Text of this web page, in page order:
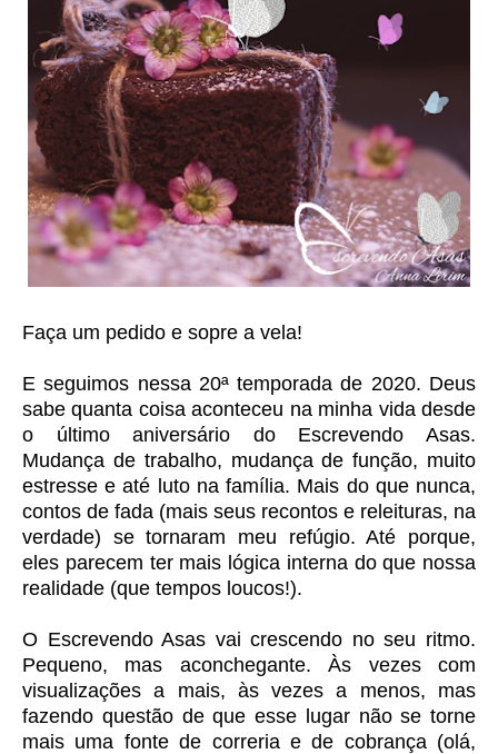
Faça um pedido e sopre a vela!
E seguimos nessa 20ª temporada de 2020. Deus
sabe quanta coisa aconteceu na minha vida desde
o último aniversário do Escrevendo Asas.
Mudança de trabalho, mudança de função, muito
estresse e até luto na família. Mais do que nunca,
contos de fada (mais seus recontos e releituras, na
verdade) se tornaram meu refúgio. Até porque,
eles parecem ter mais lógica interna do que nossa
realidade (que tempos loucos!).
O Escrevendo Asas vai crescendo no seu ritmo.
Pequeno, mas aconchegante. Às vezes com
visualizações a mais, às vezes a menos, mas
fazendo questão de que esse lugar não se torne
mais uma fonte de correria e de cobrança (olá,